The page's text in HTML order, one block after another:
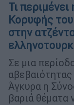
Τι
Κορυφής
στην
Σε μια
Άγκυρα η
βαριά θέματα